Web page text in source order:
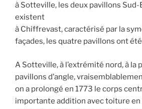
à Sotteville, les deux pavillons
existent
à Chiffrevast, caractérisé par la
façades, les quatre pavillons ont
A Sotteville, à l’extrémité nord, à la
pavillons d’angle,
on a prolongé en 1773 le corps
importante addition avec toiture